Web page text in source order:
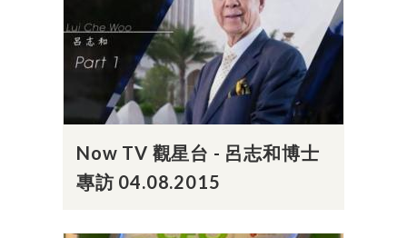
Now TV 觀星台 - 呂志和博士
專訪 04.08.2015